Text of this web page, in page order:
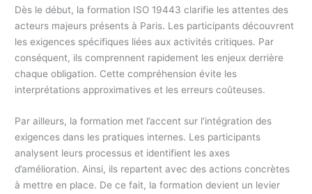
Dès le début, la formation ISO 19443 clarifie les attentes des
acteurs majeurs présents à Paris. Les participants découvrent
les exigences spécifiques liées aux activités critiques. Par
conséquent, ils comprennent rapidement les enjeux derrière
chaque obligation. Cette compréhension évite les
interprétations approximatives et les erreurs coûteuses.
Par ailleurs, la formation met l’accent sur l’intégration des
exigences dans les pratiques internes. Les participants
analysent leurs processus et identifient les axes
d’amélioration. Ainsi, ils repartent avec des actions concrètes
à mettre en place. De ce fait, la formation devient un levier